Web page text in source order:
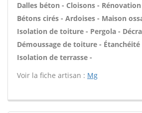
Dalles béton - Cloisons -
Bétons cirés - Ardoises - Maison
Isolation de toiture - Pergola -
Démoussage de toiture - Étanchéité
Isolation de terrasse -
Voir la fiche artisan : Mg